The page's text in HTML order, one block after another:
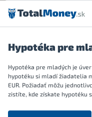
Preskočiť na obsah
Hypotéka pre
Hypotéka pre mladých je
hypotéku si mladí žiadatelia
EUR. Požiadať môžu
zistíte, kde získate hypotéku